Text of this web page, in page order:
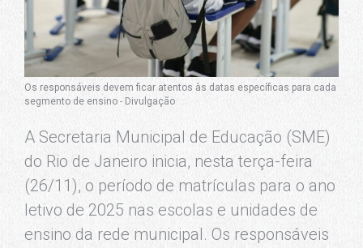
Os responsáveis devem ficar atentos às datas específicas para cada
segmento de ensino - Divulgação
A Secretaria Municipal de Educação (SME)
do Rio de Janeiro inicia, nesta terça-feira
(26/11), o período de matrículas para o ano
letivo de 2025 nas escolas e unidades de
ensino da rede municipal. Os responsáveis